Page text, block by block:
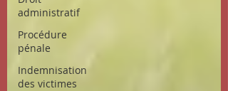
administratif
Procédure
pénale
Indemnisation
des victimes